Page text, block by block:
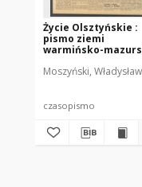
Życie Olsztyńskie :
pismo ziemi
warmińsko-
Moszyński,
czasopismo